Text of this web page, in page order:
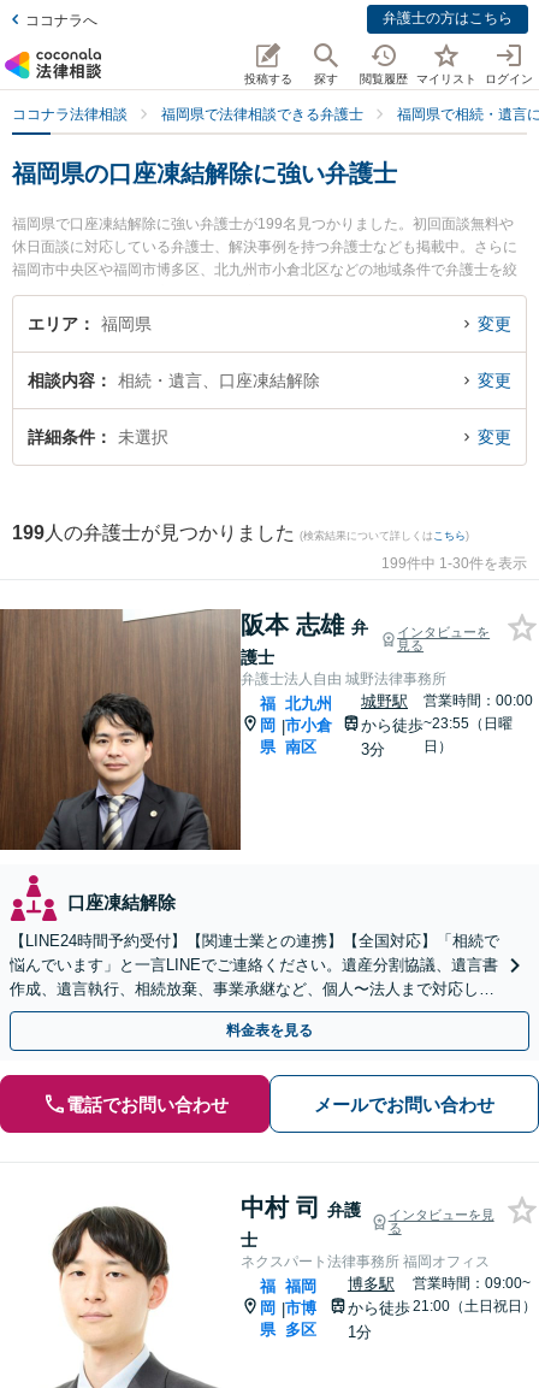
ココナラへ 弁護士の方はこちら
投稿する 探す 閲覧履歴 マイリスト ログイン
ココナラ法律相談 福岡県で法律相談できる弁護士 福岡県で相続・遺言
福岡県の口座凍結解除に強い弁護士
福岡県で口座凍結解除に強い弁護士が199名見つかりました。初回面談無料や
休日面談に対応している弁護士、解決事例を持つ弁護士なども掲載中。さらに
福岡市中央区や福岡市博多区、北九州市小倉北区などの地域条件で弁護士を絞
り込めます。相続・遺言に関係する家族間の相続トラブルや認知症の相続、遺
産分割等の細かな分野での絞り込み検索もでき便利です。特に弁護士法人自由
フィール情報や弁護士費用、強みなどが注目されています。『福岡県で土日や
夜間に発生した口座凍結解除のトラブルを今すぐに弁護士に相談したい』『口
座凍結解除のトラブル解決の実績豊富な近くの弁護士を検索したい』『初回相
エリア 福岡県 変更
相談内容 相続・遺言、口座凍結解除 変更
詳細条件 未選択 変更
199 人の弁護士が見つかりました (検索結果について詳しくは こちら)
199件中 1-30件を表示
阪本 志雄 弁
護士
インタビューを
見る
弁護士法人自由 城野法律事務所
福
岡
県
|
北九州
市小倉
南区
城野駅
から徒歩
3分
営業時間：00:00
~23:55（日曜
日）
口座凍結解除
【LINE24時間予約受付】【関連士業との連携】【全国対応】「相続で
悩んでいます」と一言LINEでご連絡ください。遺産分割協議、遺言書
作成、遺言執行、相続放棄、事業承継など、個人〜法人まで対応しま
す。関連士業との連携でワンストップ解決！
料金表を見る
電話でお問い合わせ メールでお問い合わせ
中村 司
弁護
士
インタビューを見
る
ネクスパート法律事務所 福岡オフィス
福
岡
県
|
福岡
市博
多区
博多駅
から徒歩
1分
営業時間：09:00~
21:00（土日祝日）